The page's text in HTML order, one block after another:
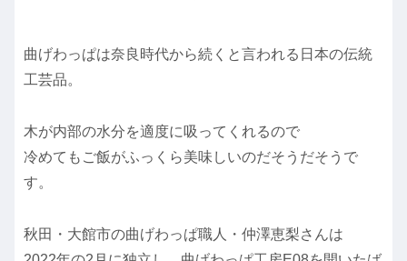
曲げわっぱは奈良時代から続くと言われる日本の伝統
工芸品。
木が内部の水分を適度に吸ってくれるので
冷めてもご飯がふっくら美味しいのだそうだそうで
す。
秋田・大館市の曲げわっぱ職人・仲澤恵梨さんは